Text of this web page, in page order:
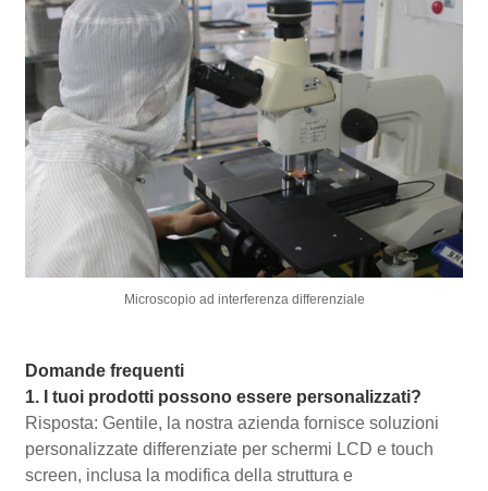
Microscopio ad interferenza differenziale
Domande frequenti
1. I tuoi prodotti possono essere personalizzati?
Risposta: Gentile, la nostra azienda fornisce soluzioni
personalizzate differenziate per schermi LCD e touch
screen, inclusa la modifica della struttura e